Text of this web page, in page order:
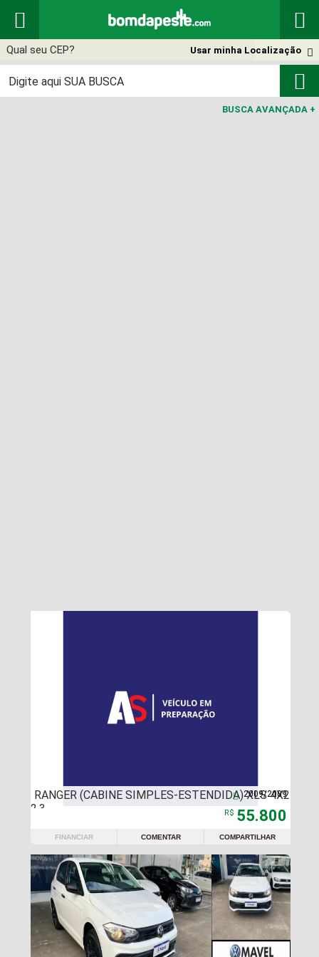
 

Usar minha Localização

BUSCA AVANÇADA +
RANGER (CABINE SIMPLES-ESTENDIDA) XLS 4X2
2.3
2009/2009

R$ 55.800
FINANCIAR COMENTAR COMPARTILHAR